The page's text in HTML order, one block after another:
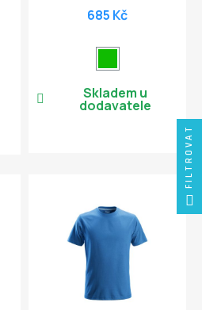
685 Kč
Skladem u
dodavatele
FILTROVAT